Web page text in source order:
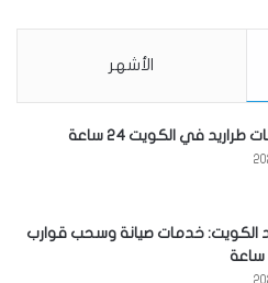
الأشهر
طراريد في الكويت 24 ساعة
الكويت: خدمات صيانة وسحب قوارب